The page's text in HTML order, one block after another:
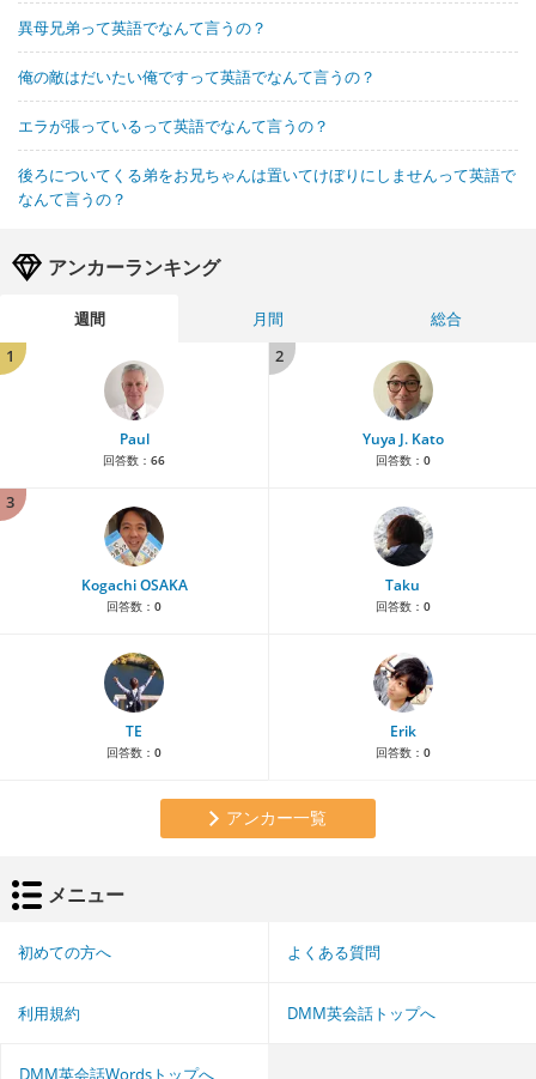
異母兄弟って英語でなんて言うの？
俺の敵はだいたい俺ですって英語でなんて言うの？
エラが張っているって英語でなんて言うの？
後ろについてくる弟をお兄ちゃんは置いてけぼりにしませんって英語で
なんて言うの？
アンカーランキング
週間 月間
総合
1
Paul
回答数： 66
2
Yuya J. Kato
回答数： 0
3
Kogachi OSAKA
回答数： 0
Taku
回答数： 0
TE
回答数： 0
Erik
回答数： 0
アンカー一覧
メニュー
初めての方へ よくある質問
利用規約 DMM英会話トップへ
DMM英会話Wordsトップへ